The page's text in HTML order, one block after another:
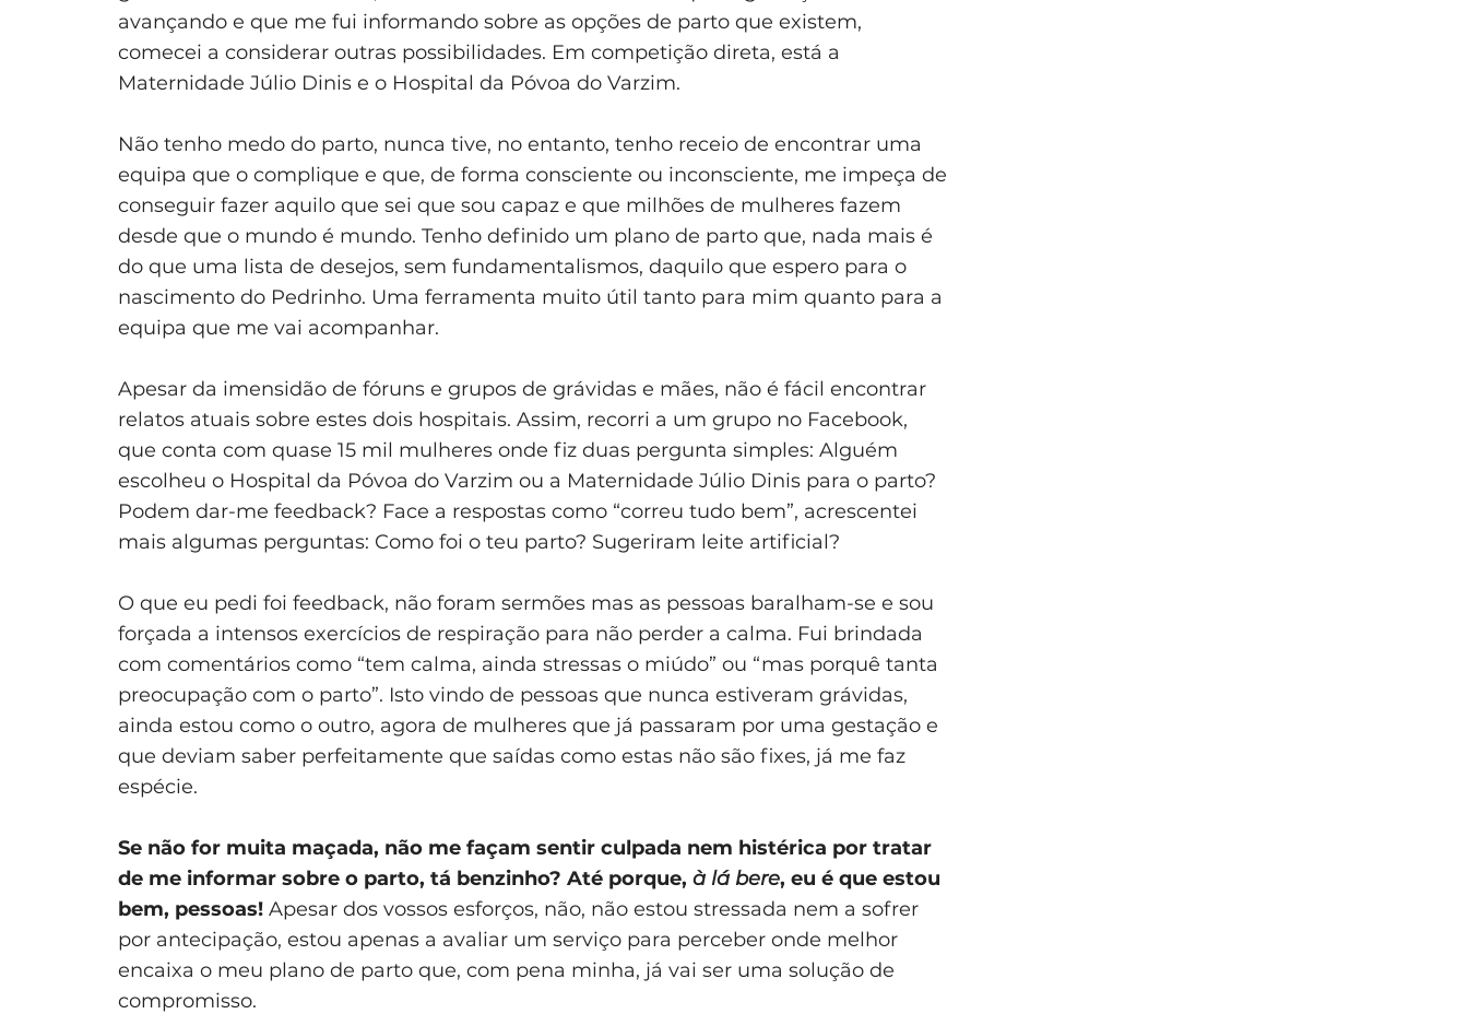
avançando e que me fui informando sobre as opções de parto que existem,
comecei a considerar outras possibilidades. Em competição direta, está a
Maternidade Júlio Dinis e o Hospital da Póvoa do Varzim.
Não tenho medo do parto, nunca tive, no entanto, tenho receio de encontrar uma
equipa que o complique e que, de forma consciente ou inconsciente, me impeça de
conseguir fazer aquilo que sei que sou capaz e que milhões de mulheres fazem
desde que o mundo é mundo. Tenho definido um plano de parto que, nada mais é
do que uma lista de desejos, sem fundamentalismos, daquilo que espero para o
nascimento do Pedrinho. Uma ferramenta muito útil tanto para mim quanto para a
equipa que me vai acompanhar.
Apesar da imensidão de fóruns e grupos de grávidas e mães, não é fácil encontrar
relatos atuais sobre estes dois hospitais. Assim, recorri a um grupo no Facebook,
que conta com quase 15 mil mulheres onde fiz duas pergunta simples: Alguém
escolheu o Hospital da Póvoa do Varzim ou a Maternidade Júlio Dinis para o parto?
Podem dar-me feedback? Face a respostas como “correu tudo bem”, acrescentei
mais algumas perguntas: Como foi o teu parto? Sugeriram leite artificial?
O que eu pedi foi feedback, não foram sermões mas as pessoas baralham-se e sou
forçada a intensos exercícios de respiração para não perder a calma. Fui brindada
com comentários como “tem calma, ainda stressas o miúdo” ou “mas porquê tanta
preocupação com o parto”. Isto vindo de pessoas que nunca estiveram grávidas,
ainda estou como o outro, agora de mulheres que já passaram por uma gestação e
que deviam saber perfeitamente que saídas como estas não são fixes, já me faz
espécie.
Se não for muita maçada, não me façam sentir culpada nem histérica por tratar
de me informar sobre o parto, tá benzinho? Até porque, à lá bere, eu é que estou
bem, pessoas! Apesar dos vossos esforços, não, não estou stressada nem a sofrer
por antecipação, estou apenas a avaliar um serviço para perceber onde melhor
encaixa o meu plano de parto que, com pena minha, já vai ser uma solução de
compromisso.